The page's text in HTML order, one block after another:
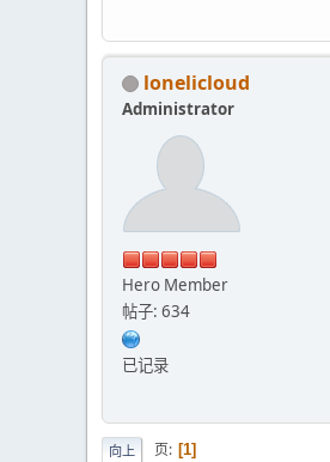
lonelicloud
Administrator
Hero Member
帖子: 634
已记录
向上 页 1